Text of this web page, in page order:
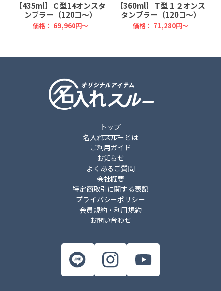
【435ml】Ｃ型14オンスタ
ンブラー（120コ～）
価格： 69,960円～
【360ml】Ｔ型１２オンス
タンブラー（120コ～）
価格： 71,280円～
トップ
名入れスルーとは
ご利用ガイド
お知らせ
よくあるご質問
会社概要
特定商取引に関する表記
プライバシーポリシー
会員規約・利用規約
お問い合わせ